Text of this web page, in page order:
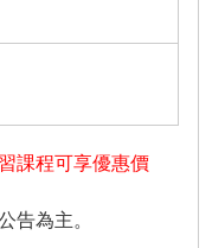
課程可享優惠價
告為主。